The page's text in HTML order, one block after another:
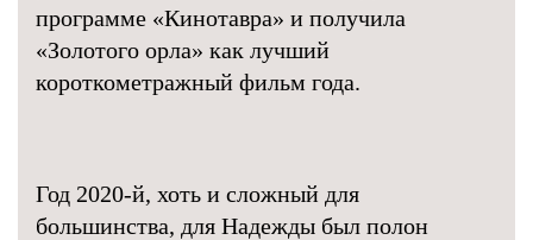
программе «Кинотавра» и получила
«Золотого орла» как лучший
короткометражный фильм года.
Год 2020-й, хоть и сложный для
большинства, для Надежды был полон